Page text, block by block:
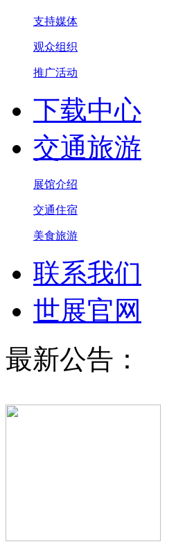
支持媒体
观众组织
推广活动
下载中心
交通旅游
展馆介绍
交通住宿
美食旅游
联系我们
世展官网
最新公告：